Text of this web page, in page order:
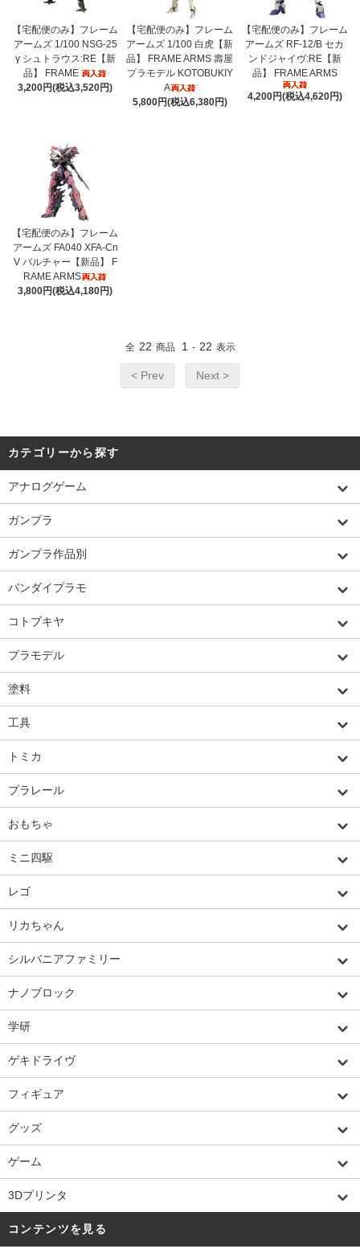
【宅配便のみ】フレーム
アームズ 1/100 NSG-25
γ シュトラウス:RE【新
品】 FRAME
3,200円(税込3,520円)
【宅配便のみ】フレーム
アームズ 1/100 白虎【新
品】 FRAME ARMS 壽屋
プラモデル KOTOBUKIY
A
5,800円(税込6,380円)
【宅配便のみ】フレーム
アームズ RF-12/B セカ
ンドジャイヴ:RE【新
品】 FRAME ARMS
4,200円(税込4,620円)
【宅配便のみ】フレーム
アームズ FA040 XFA-Cn
V バルチャー【新品】 F
RAME ARMS
3,800円(税込4,180円)
全 22 商品 1 - 22 表示
< Prev Next >
カテゴリーから探す
アナログゲーム
ガンプラ
ガンプラ作品別
バンダイプラモ
コトブキヤ
プラモデル
塗料
工具
トミカ
プラレール
おもちゃ
ミニ四駆
レゴ
リカちゃん
シルバニアファミリー
ナノブロック
学研
ゲキドライヴ
フィギュア
グッズ
ゲーム
3Dプリンタ
コンテンツを見る